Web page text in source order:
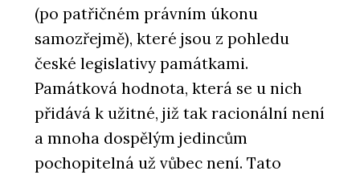
(po patřičném právním úkonu
samozřejmě), které jsou z pohledu
české legislativy památkami.
Památková hodnota, která se u nich
přidává k užitné, již tak racionální není
a mnoha dospělým jedincům
pochopitelná už vůbec není. Tato